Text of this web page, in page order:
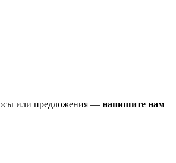
или предложения — напишите нам